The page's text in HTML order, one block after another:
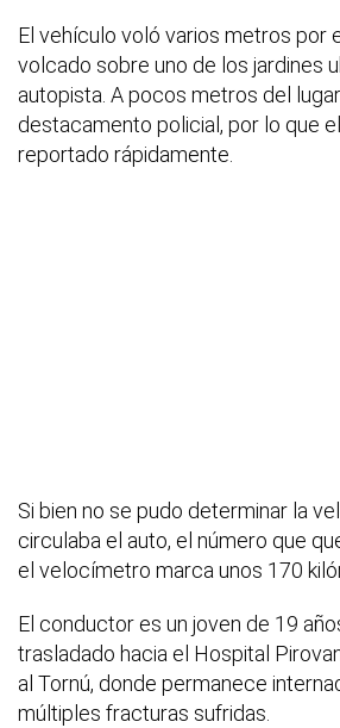
El vehículo voló varios metros por
volcado sobre uno de los jardines
autopista. A pocos metros del
destacamento policial, por lo que
reportado rápidamente.
Si bien no se pudo determinar la
circulaba el auto, el número que
el velocímetro marca unos 170
El conductor es un joven de 19
trasladado hacia el Hospital
al Tornú, donde permanece
múltiples fracturas sufridas.